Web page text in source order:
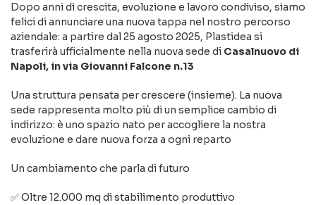
Dopo anni di crescita, evoluzione e lavoro condiviso, siamo
felici di annunciare una nuova tappa nel nostro percorso
aziendale: a partire dal 25 agosto 2025, Plastidea si
trasferirà ufficialmente nella nuova sede di Casalnuovo di
Napoli, in via Giovanni Falcone n.13
Una struttura pensata per crescere (insieme). La nuova
sede rappresenta molto più di un semplice cambio di
indirizzo: è uno spazio nato per accogliere la nostra
evoluzione e dare nuova forza a ogni reparto
Un cambiamento che parla di futuro
✅ Oltre 12.000 mq di stabilimento produttivo